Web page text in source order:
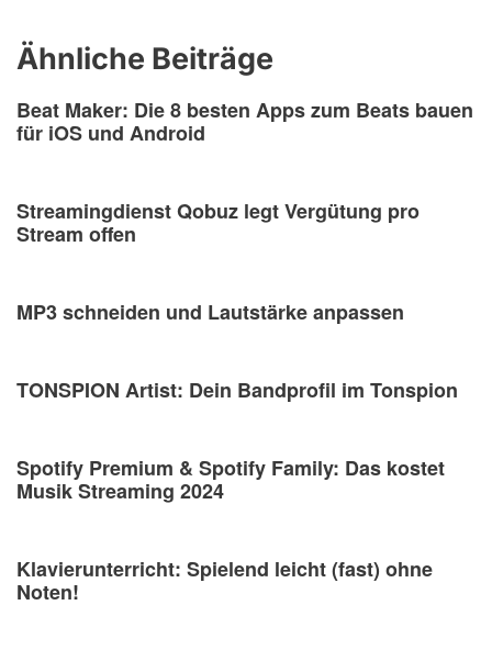
Ähnliche Beiträge
Beat Maker: Die 8 besten Apps zum Beats bauen
für iOS und Android
Streamingdienst Qobuz legt Vergütung pro
Stream offen
MP3 schneiden und Lautstärke anpassen
TONSPION Artist: Dein Bandprofil im Tonspion
Spotify Premium & Spotify Family: Das kostet
Musik Streaming 2024
Klavierunterricht: Spielend leicht (fast) ohne
Noten!